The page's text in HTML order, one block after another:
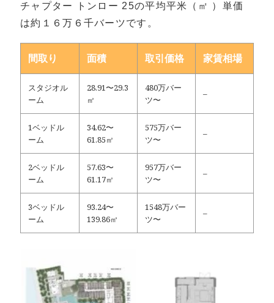
チャプター トンロー 25の平均平米（㎡ ）単価
は約１６万６千バーツです。
間取り 面積 取引価格 家賃相場
スタジオル
ーム
28.91〜29.3
㎡
480万バー
ツ〜
–
1ベッドル
ーム
34.62〜
61.85㎡
575万バー
ツ〜
–
2ベッドル
ーム
57.63〜
61.17㎡
957万バー
ツ〜
–
3ベッドル
ーム
93.24〜
139.86㎡
1548万バー
ツ〜
–